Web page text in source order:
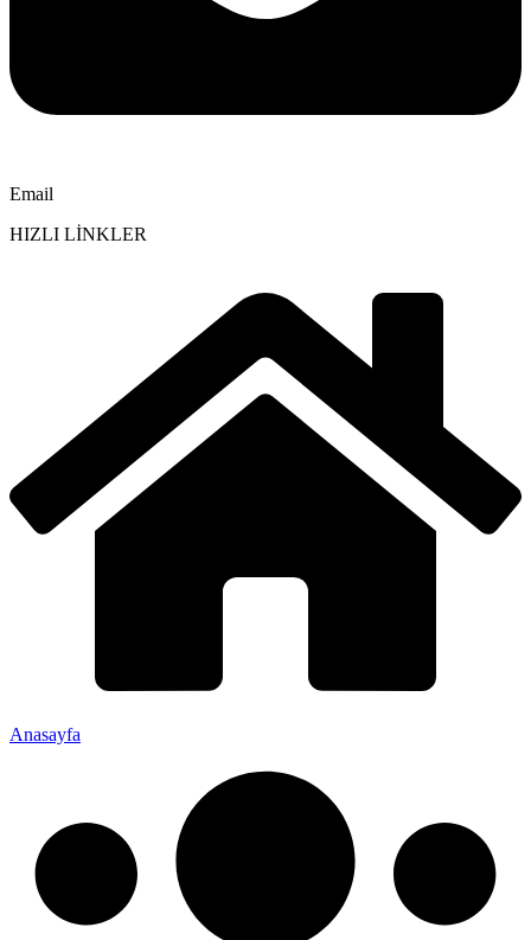
Email
HIZLI LİNKLER
Anasayfa